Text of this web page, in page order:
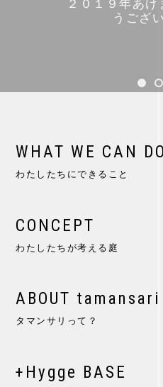
２０１９年あけ
うござ
WHAT WE CAN
わたしたちにできること
CONCEPT
わたしたちが考える庭
ABOUT
タマンサリって？
+Hygge BASE